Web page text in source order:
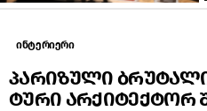
ინტერიერი
პარიზული
ტური არქიტექტორ